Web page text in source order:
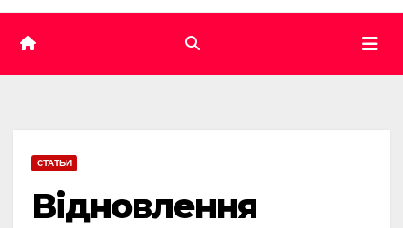
СТАТЬИ
Відновлення